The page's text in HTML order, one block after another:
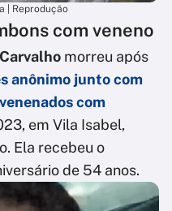
| Reprodução
com veneno
morreu após
anônimo junto com
com
em Vila Isabel,
Ela recebeu o
de 54 anos.